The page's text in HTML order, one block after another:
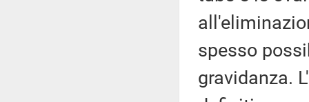
spesso
gravidanza.